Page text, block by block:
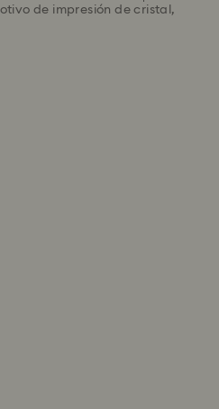
de impresión de cristal,